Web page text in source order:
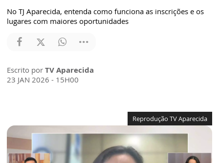
No TJ Aparecida, entenda como funciona as inscrições e os
lugares com maiores oportunidades
Escrito por TV Aparecida
23 JAN 2026 - 15H00
Reprodução TV Aparecida